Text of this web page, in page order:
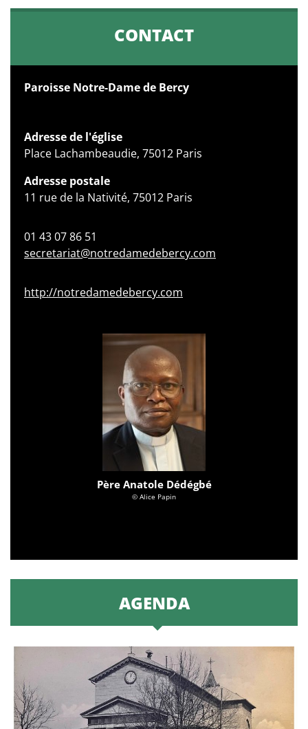
CONTACT
Paroisse Notre-Dame de Bercy
Adresse de l'église
Place Lachambeaudie, 75012 Paris
Adresse postale
11 rue de la Nativité, 75012 Paris
01 43 07 86 51
secretariat@notredamedebercy.com
http://notredamedebercy.com
Père Anatole Dédégbé
© Alice Papin
AGENDA